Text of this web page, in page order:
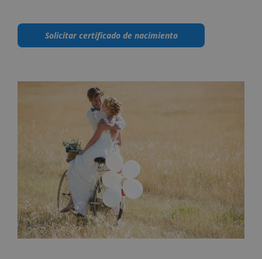
Solicitar certificado de nacimiento